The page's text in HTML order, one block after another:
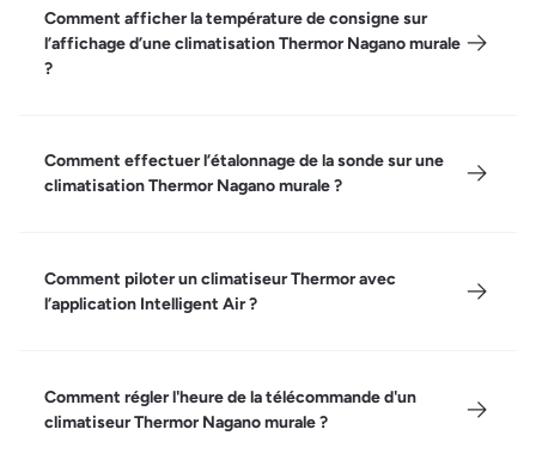
Comment afficher la température de consigne sur
l’affichage d’une climatisation Thermor Nagano murale
?
Comment effectuer l’étalonnage de la sonde sur une
climatisation Thermor Nagano murale ?
Comment piloter un climatiseur Thermor avec
l’application Intelligent Air ?
Comment régler l'heure de la télécommande d'un
climatiseur Thermor Nagano murale ?